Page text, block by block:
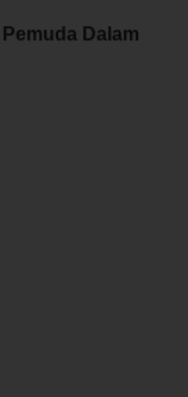
Dalam